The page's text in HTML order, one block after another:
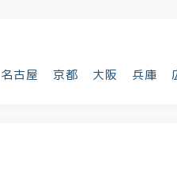
名古屋 京都 大阪 兵庫